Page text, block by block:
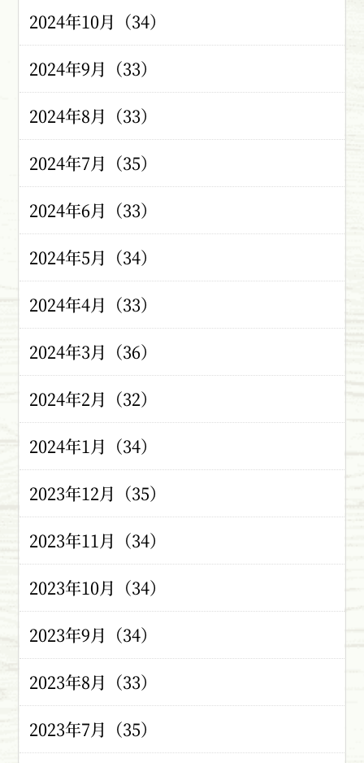
2024年10月（34）
2024年9月（33）
2024年8月（33）
2024年7月（35）
2024年6月（33）
2024年5月（34）
2024年4月（33）
2024年3月（36）
2024年2月（32）
2024年1月（34）
2023年12月（35）
2023年11月（34）
2023年10月（34）
2023年9月（34）
2023年8月（33）
2023年7月（35）